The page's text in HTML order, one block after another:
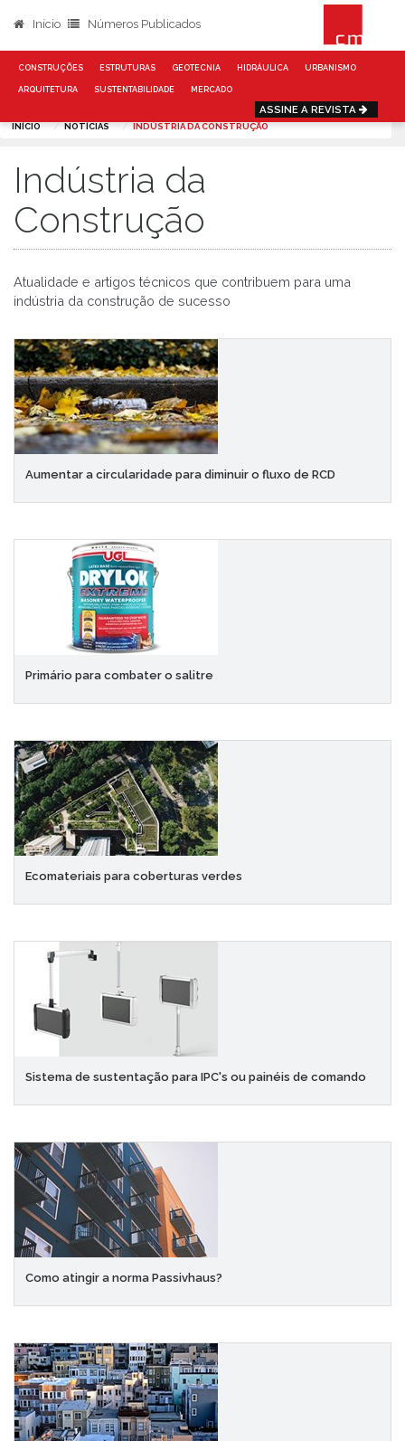
Início Números Publicados
CONSTRUÇÕES ESTRUTURAS GEOTECNIA HIDRÁULICA URBANISMO
ARQUITETURA SUSTENTABILIDADE MERCADO
ASSINE A REVISTA
INÍCIO NOTÍCIAS INDÚSTRIA DA CONSTRUÇÃO
Indústria da
Construção
Atualidade e artigos técnicos que contribuem para uma
indústria da construção de sucesso
Aumentar a circularidade para diminuir o fluxo de RCD
Primário para combater o salitre
Ecomateriais para coberturas verdes
Sistema de sustentação para IPC's ou painéis de comando
Como atingir a norma Passivhaus?